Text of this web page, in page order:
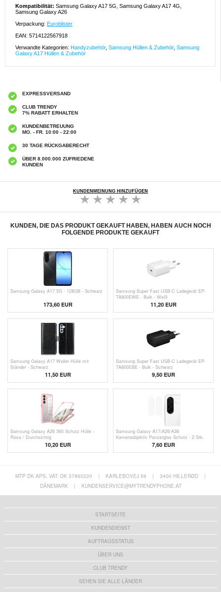
Kompatibilität: Samsung Galaxy A17 5G, Samsung Galaxy A17 4G,
Samsung Galaxy A26
Verpackung: Euroblister
EAN: 5714122567918
Verwandte Kategorien: Handyzubehör, Samsung Hüllen & Zubehör, Samsung
Galaxy A17 Hüllen & Zubehör
EXPRESSVERSAND
CLUB TRENDY
7% RABATT ERHALTEN
KUNDENBETREUUNG
MO. - FR. 10:00 - 22:00
30 TAGE RÜCKGABERECHT
ÜBER 8.000.000 ZUFRIEDENE
KUNDEN
KUNDENMEINUNG HINZUFÜGEN
KUNDEN, DIE DAS PRODUKT GEKAUFT HABEN, HABEN AUCH NOCH
FOLGENDE PRODUKTE GEKAUFT
Samsung Galaxy A17 5G - 128GB - Schwarz
173,60EUR
Samsung Super Fast USB-C Ladegerät EP-
TA800EWE - Bulk - Weiß
11,20EUR
Samsung Galaxy A17 Wallet Hülle mit
Ständer - Schwarz
11,50 EUR
Samsung Super Fast USB-C Ladegerät EP-
TA800EBE - Bulk - Schwarz
9,50EUR
Samsung Galaxy A26 360 Schutz Hülle -
Rosa / Durchsichtig
10,20 EUR
Samsung Galaxy A17/A26/A36
Kameraobjektiv Panzerglas Schutz - 2 Stk.
7,60 EUR
MTP DK APS, VAT: DK 37860220 | KARLEBOVEJ 59 | 3400 HILLERØD
|
DÄNEMARK
| KUNDENSERVICE@MYTRENDYPHONE.AT
STARTSEITE
KUNDENDIENST
AUFTRAGSSTATUS
ÜBER UNS
CLUB TRENDY
SEHEN SIE ALLE LÄNDER